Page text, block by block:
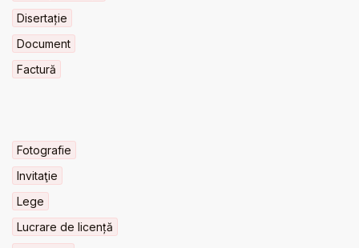
Disertație
Document
Factură
Fotografie
Invitaţie
Lege
Lucrare de licență